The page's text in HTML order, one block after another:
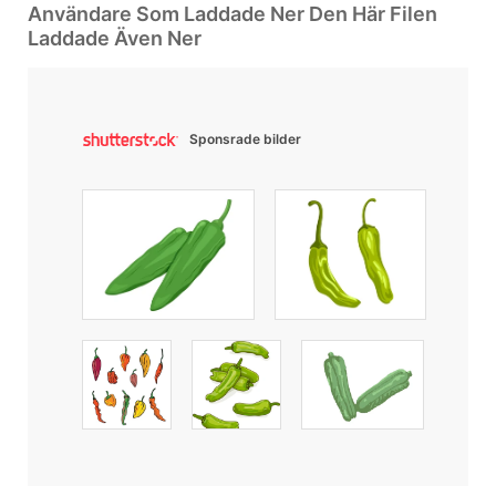
Användare Som Laddade Ner Den Här Filen
Laddade Även Ner
Sponsrade bilder